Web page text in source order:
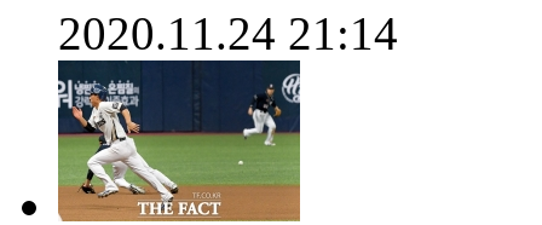
2020.11.24 21:14